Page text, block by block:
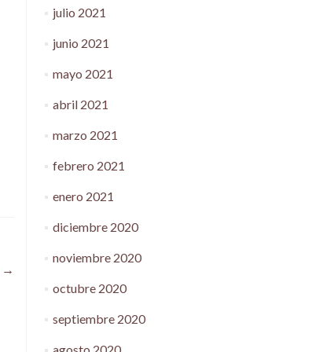
→
julio 2021
junio 2021
mayo 2021
abril 2021
marzo 2021
febrero 2021
enero 2021
diciembre 2020
noviembre 2020
octubre 2020
septiembre 2020